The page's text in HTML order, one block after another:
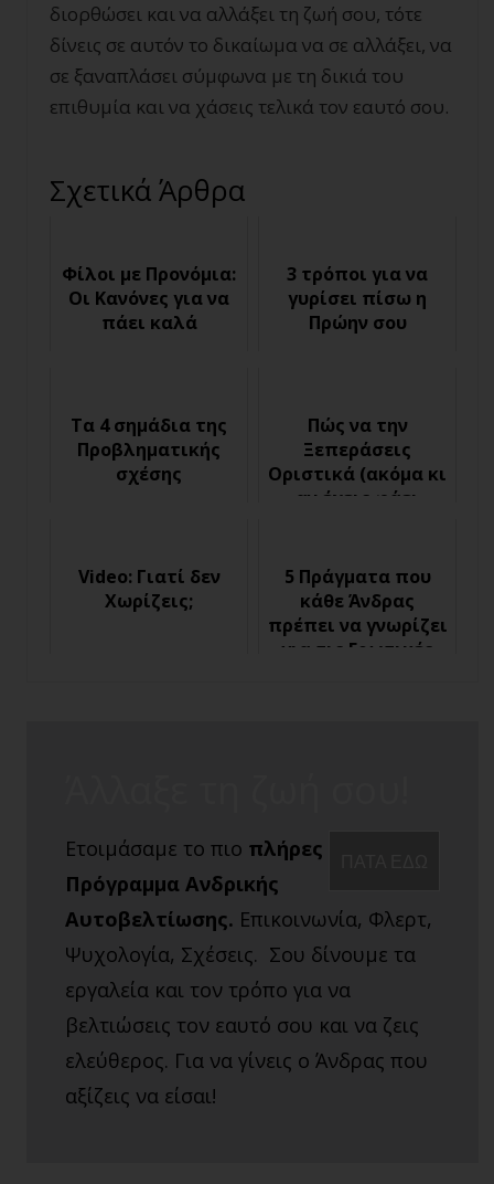
διορθώσει και να αλλάξει τη ζωή σου, τότε
δίνεις σε αυτόν το δικαίωμα να σε αλλάξει, να
σε ξαναπλάσει σύμφωνα με τη δικιά του
επιθυμία και να χάσεις τελικά τον εαυτό σου.
Σχετικά Άρθρα
Φίλοι με Προνόμια:
Οι Κανόνες για να
πάει καλά
3 τρόποι για να
γυρίσει πίσω η
Πρώην σου
Τα 4 σημάδια της
Προβληματικής
σχέσης
Πώς να την
Ξεπεράσεις
Οριστικά (ακόμα κι
αν έχεις φάει
Video: Γιατί δεν
Χωρίζεις;
5 Πράγματα που
κάθε Άνδρας
πρέπει να γνωρίζει
για τις Ερωτικές
Ετοιμάσαμε το πιο πλήρες
Πρόγραμμα Ανδρικής
Αυτοβελτίωσης. Επικοινωνία, Φλερτ,
Ψυχολογία, Σχέσεις. Σου δίνουμε τα
εργαλεία και τον τρόπο για να
βελτιώσεις τον εαυτό σου και να ζεις
ελεύθερος. Για να γίνεις ο Άνδρας που
αξίζεις να είσαι!